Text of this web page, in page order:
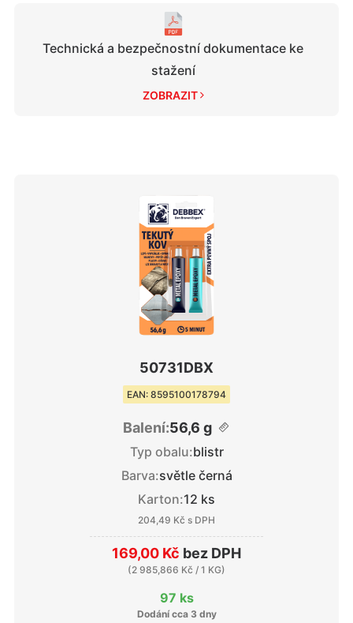
Technická a bezpečnostní dokumentace ke
stažení
ZOBRAZIT
50731DBX
EAN: 8595100178794
Balení:56,6 g
Typ obalu:blistr
Barva:světle černá
Karton:12 ks
204,49 Kč s DPH
169,00 Kč bez DPH
(2 985,866 Kč / 1 KG)
97 ks
Dodání cca 3 dny